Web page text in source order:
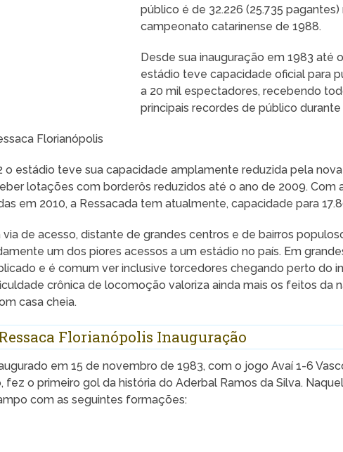
público é de 32.226 (25.735 pagantes)
campeonato catarinense de 1988.
Desde sua inauguração em 1983 até
estádio teve capacidade oficial para
a 20 mil espectadores, recebendo
principais recordes de público
o estádio teve sua capacidade amplamente reduzida pela
lotações com borderôs reduzidos até o ano de 2009. Com
em 2010, a Ressacada tem atualmente, capacidade para
via de acesso, distante de grandes centros e de bairros
um dos piores acessos a um estádio no país. Em
e é comum ver inclusive torcedores chegando perto do
crônica de locomoção valoriza ainda mais os feitos da
casa cheia.
Florianópolis Inauguração
em 15 de novembro de 1983, com o jogo Avaí 1-6
fez o primeiro gol da história do Aderbal Ramos da Silva.
com as seguintes formações: